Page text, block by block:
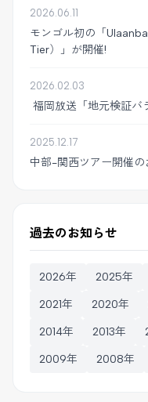
2026.06.11
モンゴル初の「
Tier）」が開催!
2026.02.03
福岡放送「地元検証バ
2025.12.17
中部-関西ツアー開催の
過去のお知らせ
2026年 2025年
2021年 2020年
2014年 2013年
2009年 2008年